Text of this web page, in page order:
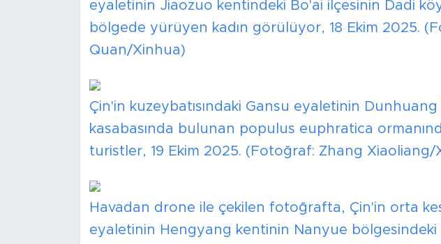
eyaletinin Jiaozuo kentindeki Bo'ai ilçesinin Dadi
bölgede yürüyen kadın görülüyor, 18 Ekim 2025.
Quan/Xinhua)
Çin'in kuzeybatısındaki Gansu eyaletinin
kasabasında bulunan populus euphratica
turistler, 19 Ekim 2025. (Fotoğraf: Zhang Xiaoliang/
Havadan drone ile çekilen fotoğrafta, Çin'in orta
eyaletinin Hengyang kentinin Nanyue bölgesindeki